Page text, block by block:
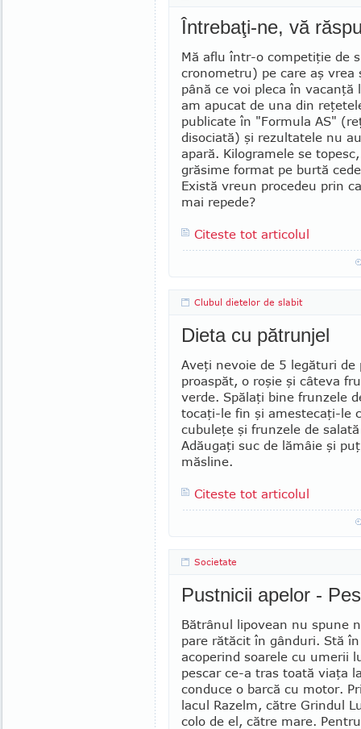
Întrebaţi-ne, vă
Mă aflu într-o competiţie de
cronometru) pe care aş vrea
până ce voi pleca în vacanţă
am apucat de una din
publicate în "Formula AS"
disociată) şi rezultatele nu
apară. Kilogramele se
grăsime format pe burtă
Există vreun pro­ce­deu prin
mai repede?
Citeste tot articolul
Clubul dietelor de slabit
Dieta cu pătrunjel
Aveţi nevoie de 5 legături de
proaspăt, o roşie şi câteva
verde. Spălaţi bine frunzele
tocaţi-le fin şi amestecaţi-le
cu­buleţe şi frunzele de
Adăugaţi suc de lămâie şi
măsline.
Citeste tot articolul
Societate
Pustnicii apelor -
Bătrânul lipovean nu spune
pare rătăcit în gânduri. Stă
acoperind soarele cu umerii
pescar ce-a tras toată viaţa
conduce o barcă cu motor.
lacul Razelm, către Grindul
colo de el, către mare.